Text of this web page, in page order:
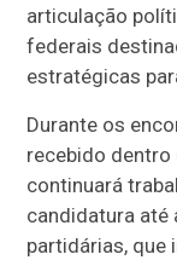
articulação
federais
estratégicas
Durante os
recebido
continuará
candidatura até
partidárias, que